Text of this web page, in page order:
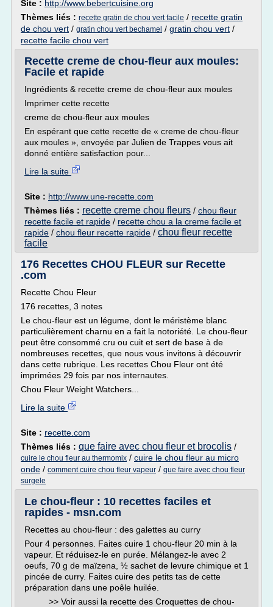
Site : http://www.bebertcuisine.org
Thèmes liés : recette gratin de chou vert facile / recette gratin
de chou vert / gratin chou vert bechamel / gratin chou vert /
recette facile chou vert
Recette creme de chou-fleur aux moules:
Facile et rapide
Ingrédients & recette creme de chou-fleur aux moules
Imprimer cette recette
creme de chou-fleur aux moules
En espérant que cette recette de « creme de chou-fleur
aux moules », envoyée par Julien de Trappes vous ait
donné entière satisfaction pour...
Lire la suite
Site : http://www.une-recette.com
Thèmes liés : recette creme chou fleurs / chou fleur
recette facile et rapide / recette chou a la creme facile et
rapide / chou fleur recette rapide / chou fleur recette
facile
176 Recettes CHOU FLEUR sur Recette
.com
Recette Chou Fleur
176 recettes, 3 notes
Le chou-fleur est un légume, dont le méristème blanc
particulièrement charnu en a fait la notoriété. Le chou-fleur
peut être consommé cru ou cuit et sert de base à de
nombreuses recettes, que nous vous invitons à découvrir
dans cette rubrique. Les recettes Chou Fleur ont été
imprimées 29 fois par nos internautes.
Chou Fleur Weight Watchers...
Lire la suite
Site : recette.com
Thèmes liés : que faire avec chou fleur et brocolis /
cuire le chou fleur au thermomix / cuire le chou fleur au micro
onde / comment cuire chou fleur vapeur / que faire avec chou fleur
surgele
Le chou-fleur : 10 recettes faciles et
rapides - msn.com
Recettes au chou-fleur : des galettes au curry
Pour 4 personnes. Faites cuire 1 chou-fleur 20 min à la
vapeur. Et réduisez-le en purée. Mélangez-le avec 2
oeufs, 70 g de maïzena, ½ sachet de levure chimique et 1
pincée de curry. Faites cuire des petits tas de cette
préparation dans une poêle huilée.
>> Voir aussi la recette des Croquettes de chou-